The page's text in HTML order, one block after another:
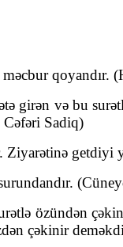
məcbur qoyandır.
girən və bu
Cəfəri Sadiq)
Ziyarətinə
özündən
çəkinir